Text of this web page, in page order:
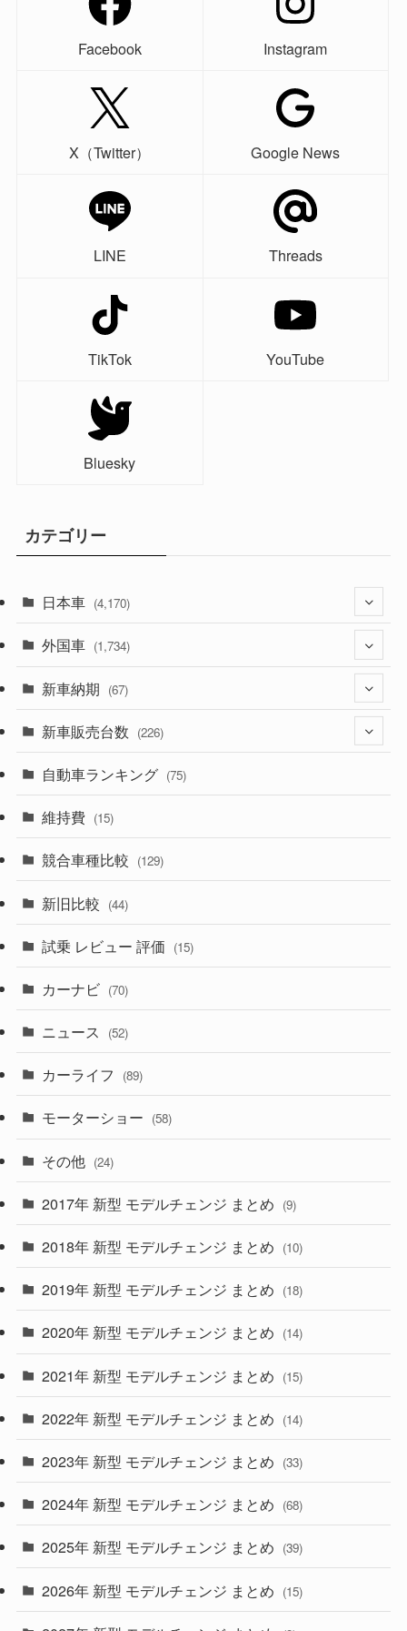
Facebook Instagram
X（Twitter） Google News
LINE Threads
TikTok YouTube
Bluesky
カテゴリー
日本車 (4,170)
(1,320)
(329)
(356)
(328)
(194)
(230)
(253)
外国車 (1,734)
(242)
(85)
(84)
(14)
(222)
(50)
(43)
(6)
(9)
(4)
(30)
(27)
(58)
(28)
(27)
(26)
(33)
(10)
(35)
(10)
(9)
(22)
(4)
(9)
(4)
新車納期 (67)
(28)
(8)
(3)
(3)
(5)
(1)
新車販売台数 (226)
(21)
(5)
(7)
(5)
自動車ランキング (75)
維持費 (15)
競合車種比較 (129)
新旧比較 (44)
試乗 レビュー 評価 (15)
カーナビ (70)
ニュース (52)
カーライフ (89)
モーターショー (58)
その他 (24)
2017年 新型 モデルチェンジ まとめ (9)
2018年 新型 モデルチェンジ まとめ (10)
2019年 新型 モデルチェンジ まとめ (18)
2020年 新型 モデルチェンジ まとめ (14)
2021年 新型 モデルチェンジ まとめ (15)
2022年 新型 モデルチェンジ まとめ (14)
2023年 新型 モデルチェンジ まとめ (33)
2024年 新型 モデルチェンジ まとめ (68)
2025年 新型 モデルチェンジ まとめ (39)
2026年 新型 モデルチェンジ まとめ (15)